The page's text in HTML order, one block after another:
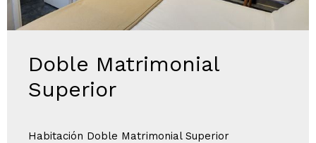
Doble Matrimonial
Superior
Habitación Doble Matrimonial Superior